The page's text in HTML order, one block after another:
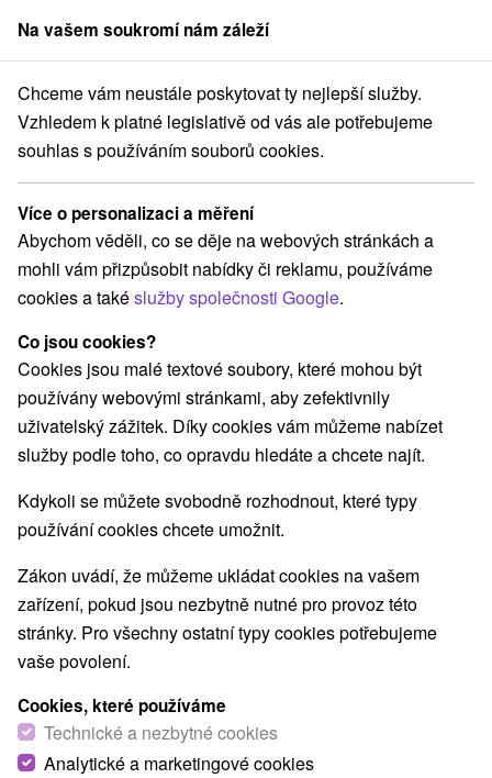
člen skupinySorger
Pobyty na Slovensku Pobyty v akci
Luxusní pobyty v akci
Kategorie
Všechny kategorie
Pobyty v akci(148)
Wellness pobyty(217) Víkendové pobyty
Romantické pobyty
Rodinné pobyty(149)
Vyberte lokalitu nebo termín
Nejprodávanější
Nejhledanější oblasti
pro dva v lázních(81) v Tatrách(55) Zobrazit vše
NEJLEVNĚJŠÍ NEJDRAŽŠÍ
Na vašem soukromí nám záleží
Chceme vám neustále poskytovat ty nejlepší služby.
Vzhledem k platné legislativě od vás ale potřebujeme
souhlas s používáním souborů cookies.
Více o personalizaci a měření
Abychom věděli, co se děje na webových stránkách a
mohli vám přizpůsobit nabídky či reklamu, používáme
cookies a takéslužby společnosti Google.
Co jsou cookies?
Cookies jsou malé textové soubory, které mohou být
používány webovými stránkami, aby zefektivnily
uživatelský zážitek. Díky cookies vám můžeme nabízet
služby podle toho, co opravdu hledáte a chcete najít.
Kdykoli se můžete svobodně rozhodnout, které typy
používání cookies chcete umožnit.
Zákon uvádí, že můžeme ukládat cookies na vašem
zařízení, pokud jsou nezbytně nutné pro provoz této
stránky. Pro všechny ostatní typy cookies potřebujeme
vaše povolení.
Cookies, které používáme
Technické a nezbytné cookies
Analytické a marketingové cookies